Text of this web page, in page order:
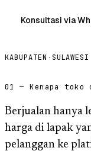
Konsultasi via
KABUPATEN ·
01 — Kenapa toko
Berjualan hanya
harga di lapak
pelanggan ke